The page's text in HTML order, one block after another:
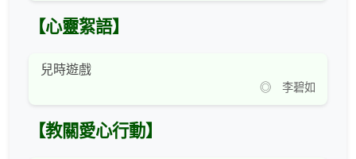
【心靈絮語】
兒時遊戲
◎ 李碧如
【教關愛心行動】